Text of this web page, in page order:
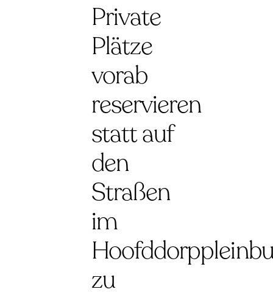
Private
Plätze
vorab
reservieren
statt auf
den
Straßen
im
zu